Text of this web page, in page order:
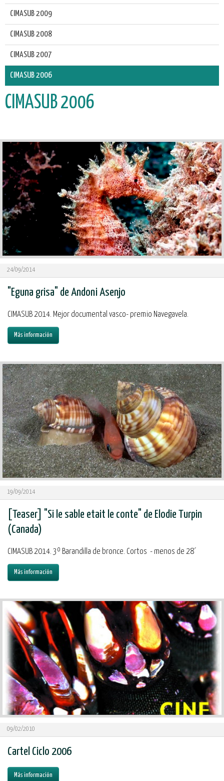
CIMASUB 2009
CIMASUB 2008
CIMASUB 2007
CIMASUB 2006
CIMASUB 2006
24/09/2014
"Eguna grisa" de Andoni Asenjo
CIMASUB 2014. Mejor documental vasco- premio Navegavela.
Más información
19/09/2014
[Teaser] "Si le sable etait le conte" de Elodie Turpin
(Canada)
CIMASUB 2014. 3º Barandilla de bronce. Cortos - menos de 28´
Más información
09/02/2010
Cartel Ciclo 2006
Más información